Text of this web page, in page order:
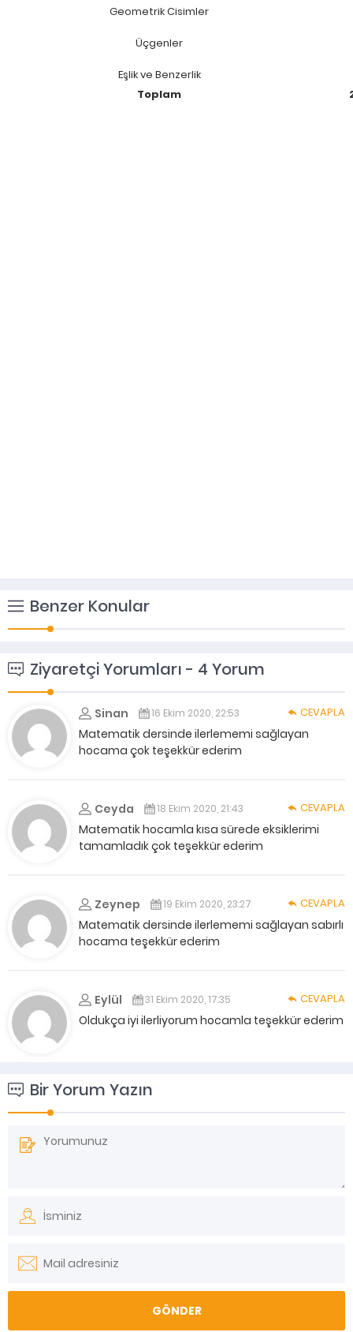
Geometrik Cisimler
Üçgenler
Eşlik ve Benzerlik
Toplam
Benzer Konular
Ziyaretçi Yorumları - 4 Yorum
Sinan 16 Ekim 2020, 22:53
Matematik dersinde ilerlememi sağlayan
hocama çok teşekkür ederim
CEVAPLA
Ceyda 18 Ekim 2020, 21:43
Matematik hocamla kısa sürede eksiklerimi
tamamladık çok teşekkür ederim
CEVAPLA
Zeynep 19 Ekim 2020, 23:27
Matematik dersinde ilerlememi sağlayan sabırlı
hocama teşekkür ederim
CEVAPLA
Eylül 31 Ekim 2020, 17:35
Oldukça iyi ilerliyorum hocamla teşekkür ederim
CEVAPLA
Bir Yorum Yazın